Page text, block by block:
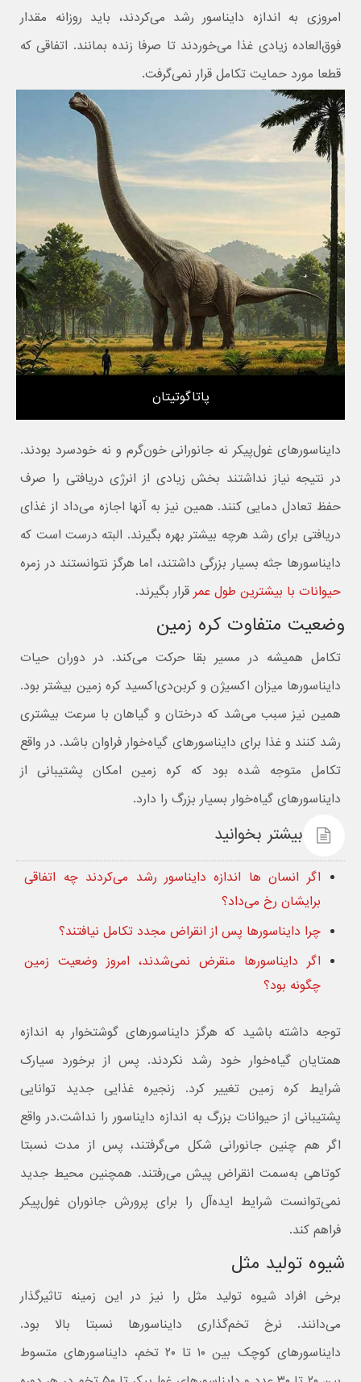
امروزی به اندازه دایناسور رشد می‌کردند، باید روزانه مقدار
فوق‌العاده زیادی غذا می‌خوردند تا صرفا زنده بمانند. اتفاقی که
قطعا مورد حمایت تکامل قرار نمی‌گرفت.
پاتاگوتیتان
دایناسورهای غول‌پیکر نه جانورانی خون‌گرم و نه خود‌سرد بودند.
در نتیجه نیاز نداشتند بخش زیادی از انرژی دریافتی را صرف
حفظ تعادل دمایی کنند. همین نیز به آنها اجازه می‌داد از غذای
دریافتی برای رشد هرچه بیشتر بهره بگیرند. البته درست است که
دایناسورها جثه بسیار بزرگی داشتند، اما هرگز نتوانستند در زمره
حیوانات با بیشترین طول عمر قرار بگیرند.
وضعیت متفاوت کره زمین
تکامل همیشه در مسیر بقا حرکت می‌کند. در دوران حیات
دایناسورها میزان اکسیژن و کربن‌دی‌اکسید کره زمین بیشتر بود.
همین نیز سبب می‌شد که درختان و گیاهان با سرعت بیشتری
رشد کنند و غذا برای دایناسورهای گیاه‌خوار فراوان باشد. در واقع
تکامل متوجه شده بود که کره زمین امکان پشتیبانی از
دایناسورهای گیاه‌خوار بسیار بزرگ را دارد.
بیشتر بخوانید
اگر انسان ها اندازه دایناسور رشد می‌کردند چه اتفاقی
برایشان رخ می‌داد؟
چرا دایناسورها پس از انقراض مجدد تکامل نیافتند؟
اگر دایناسورها منقرض نمی‌شدند، امروز وضعیت زمین
چگونه بود؟
توجه داشته باشید که هرگز دایناسورهای گوشتخوار به اندازه
همتایان گیاه‌خوار خود رشد نکردند. پس از برخورد سیارک
شرایط کره زمین تغییر کرد. زنجیره غذایی جدید توانایی
پشتیبانی از حیوانات بزرگ به اندازه دایناسور را نداشت.در واقع
اگر هم چنین جانورانی شکل می‌گرفتند، پس از مدت نسبتا
کوتاهی به‌سمت انقراض پیش می‌رفتند. همچنین محیط جدید
نمی‌توانست شرایط ایده‌آل را برای پرورش جانوران غول‌پیکر
فراهم کند.
شیوه تولید مثل
برخی افراد شیوه تولید مثل را نیز در این زمینه تاثیرگذار
می‌دانند. نرخ تخم‌گذاری دایناسورها نسبتا بالا بود.
دایناسورهای کوچک بین ۱۰ تا ۲۰ تخم، دایناسورهای متسوط